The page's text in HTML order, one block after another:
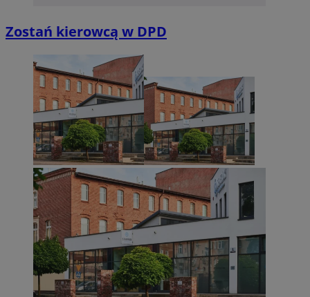
Zostań kierowcą w DPD